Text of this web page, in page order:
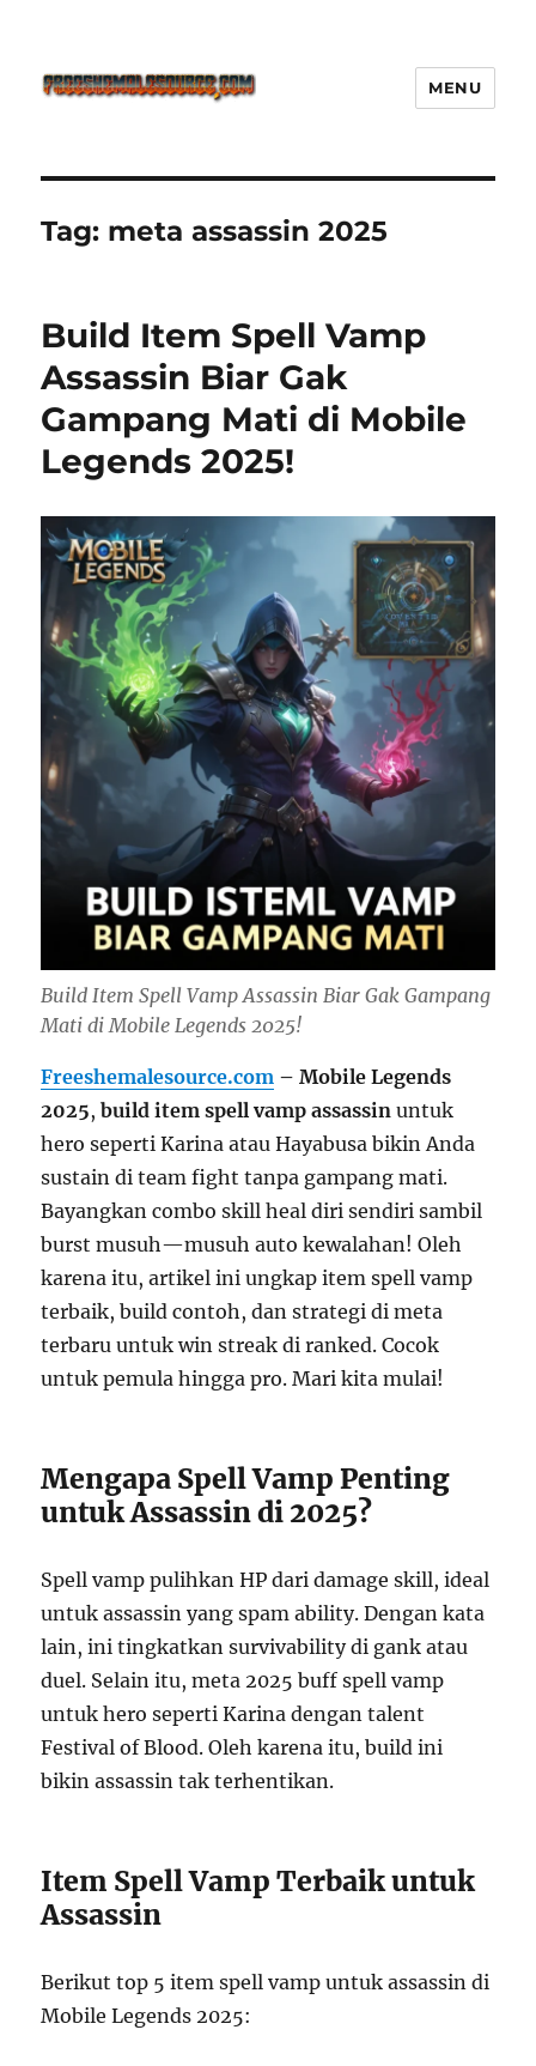
Defense Main Game Ini Pasti
Ketagihan!
MENU
Tag: meta assassin 2025
Build Item Spell Vamp
Assassin Biar Gak
Gampang Mati di Mobile
Legends 2025!
Build Item Spell Vamp Assassin Biar Gak Gampang
Mati di Mobile Legends 2025!
Freeshemalesource.com – Mobile Legends
2025,build item spell vamp assassin untuk
hero seperti Karina atau Hayabusa bikin Anda
sustain di team fight tanpa gampang mati.
Bayangkan combo skill heal diri sendiri sambil
burst musuh—musuh auto kewalahan! Oleh
karena itu, artikel ini ungkap item spell vamp
terbaik, build contoh, dan strategi di meta
terbaru untuk win streak di ranked. Cocok
untuk pemula hingga pro. Mari kita mulai!
Mengapa Spell Vamp Penting
untuk Assassin di 2025?
Spell vamp pulihkan HP dari damage skill, ideal
untuk assassin yang spam ability. Dengan kata
lain, ini tingkatkan survivability di gank atau
duel. Selain itu, meta 2025 buff spell vamp
untuk hero seperti Karina dengan talent
Festival of Blood. Oleh karena itu, build ini
bikin assassin tak terhentikan.
Item Spell Vamp Terbaik untuk
Assassin
Berikut top 5 item spell vamp untuk assassin di
Mobile Legends 2025: